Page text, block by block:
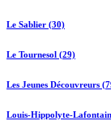
Le Sablier (30)
Le Tournesol (29)
Les Jeunes Découvreurs
Louis-Hippolyte-